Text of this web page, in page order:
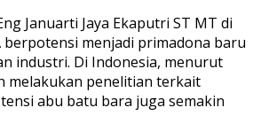
Januarti Jaya Ekaputri ST MT di
berpotensi menjadi primadona baru
industri. Di Indonesia, menurut
melakukan penelitian terkait
abu batu bara juga semakin